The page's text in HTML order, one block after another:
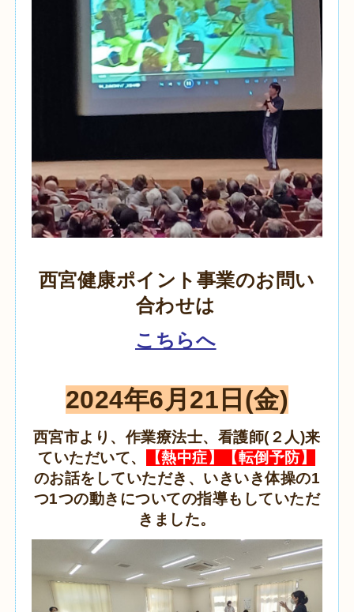
西宮健康ポイント事業のお問い
合わせは
こちらへ
2024年6月21日(金)
西宮市より、作業療法士、看護師(２人)来
ていただいて、
【熱中症】【転倒予防】
のお話をしていただき、いきいき体操の1
つ1つの動きについての指導もしていただ
きました。